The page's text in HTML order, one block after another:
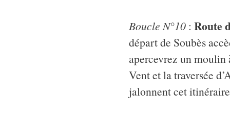
Boucle N°10 : Route
départ de Soubès
apercevrez un
Vent et la traversée
jalonnent cet